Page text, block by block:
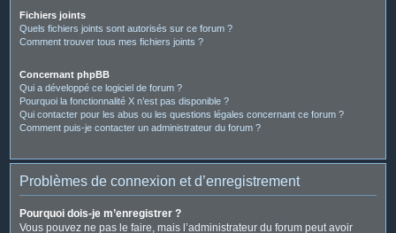
Fichiers joints
Quels fichiers joints sont autorisés sur ce forum ?
Comment trouver tous mes fichiers joints ?
Concernant phpBB
Qui a développé ce logiciel de forum ?
Pourquoi la fonctionnalité X n’est pas disponible ?
Qui contacter pour les abus ou les questions légales concernant ce forum ?
Comment puis-je contacter un administrateur du forum ?
Problèmes de connexion et d’enregistrement
Pourquoi dois-je m’enregistrer ?
Vous pouvez ne pas le faire, mais l’administrateur du forum peut avoir